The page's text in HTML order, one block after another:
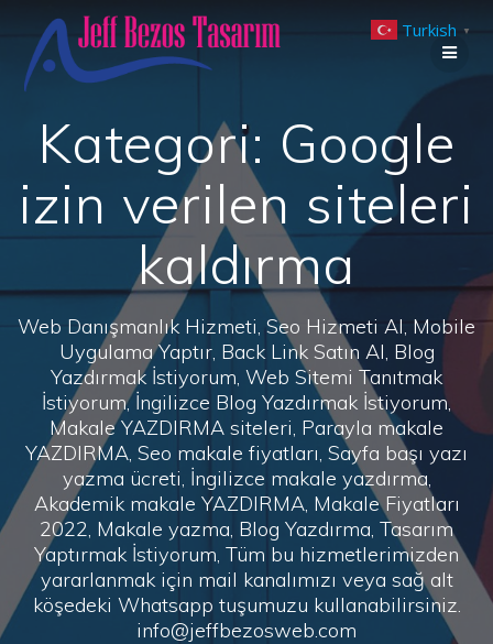
to
Kategori: Google
izin verilen siteleri
kaldırma
Web Danışmanlık Hizmeti, Seo Hizmeti Al, Mobile
Uygulama Yaptır, Back Link Satın Al, Blog
Yazdırmak İstiyorum, Web Sitemi Tanıtmak
İstiyorum, İngilizce Blog Yazdırmak İstiyorum,
Makale YAZDIRMA siteleri, Parayla makale
YAZDIRMA, Seo makale fiyatları, Sayfa başı yazı
yazma ücreti, İngilizce makale yazdırma,
Akademik makale YAZDIRMA, Makale Fiyatları
2022, Makale yazma, Blog Yazdırma, Tasarım
Yaptırmak İstiyorum, Tüm bu hizmetlerimizden
yararlanmak için mail kanalımızı veya sağ alt
köşedeki Whatsapp tuşumuzu kullanabilirsiniz.
info@jeffbezosweb.com
Turkish ▼